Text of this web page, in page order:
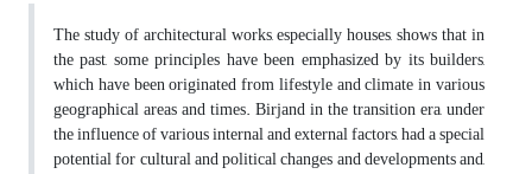
The study of architectural works, especially houses, shows that in
the past, some principles have been emphasized by its builders,
which have been originated from lifestyle and climate in various
geographical areas and times. Birjand in the transition era, under
the influence of various internal and external factors, had a special
potential for cultural and political changes and developments and,